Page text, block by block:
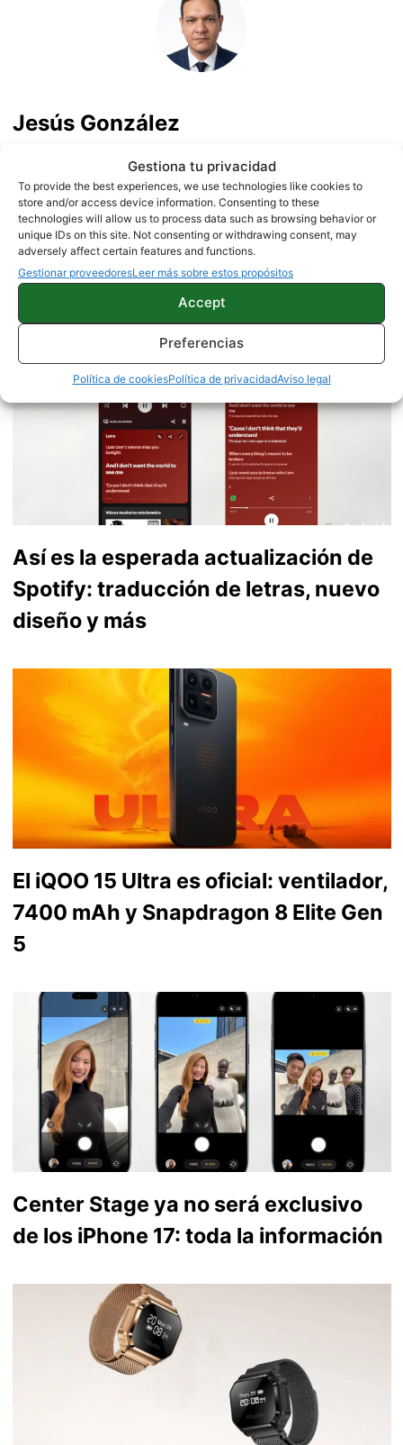
Gestiona tu privacidad
To provide the best experiences, we use technologies like cookies to
store and/or access device information. Consenting to these
technologies will allow us to process data such as browsing behavior or
unique IDs on this site. Not consenting or withdrawing consent, may
adversely affect certain features and functions.
Gestionar proveedoresLeer más sobre estos propósitos
Accept
Preferencias
Política de cookiesPolítica de privacidadAviso legal
Jesús González
Periodista experto en tecnología y especializado en
móviles Android y telefonía, desde pequeño vive por y para
los gadgets, le encanta estar a la última y es redactor sobre
tecnología desde 2018. Amante de los smartphones,
tablets, smartwatches y todo lo que tenga una pantalla. Ha
probado más de 100 móviles de distintas marcas, y es
capaz de encontrar los detalles más importantes. Síguelo
Así es la esperada actualización de
Spotify: traducción de letras, nuevo
diseño y más
El iQOO 15 Ultra es oficial: ventilador,
7400 mAh y Snapdragon 8 Elite Gen
5
Center Stage ya no será exclusivo
de los iPhone 17: toda la información